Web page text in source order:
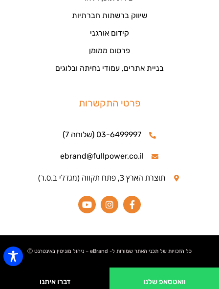
וואטסאפ שלנו דברו איתנו
שיווק ברשתות חברתיות
קידום אורגני
פרסום ממומן
בניית אתרים, עמודי נחיתה ובלוגים
פרטי התקשרות
03-6499997 (שלוחה 7)
ebrand@fullpower.co.il
תוצרת הארץ 3, פתח תקווה (מגדלי ב.ס.ר)
כל הזכויות של תכני האתר שמורות ל- eBrand – ניהול מוניטין באינטרנט Ⓒ